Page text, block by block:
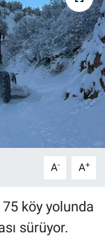
A- A+
köy yolunda
sürüyor.